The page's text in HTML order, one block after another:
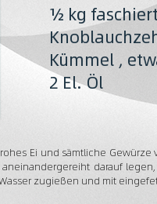
½ kg
Kümmel ,
2 El. Öl
Ei und sämtliche
darauf
zugießen und mit